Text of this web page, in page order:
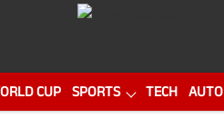
CUP SPORTS TECH AUTO